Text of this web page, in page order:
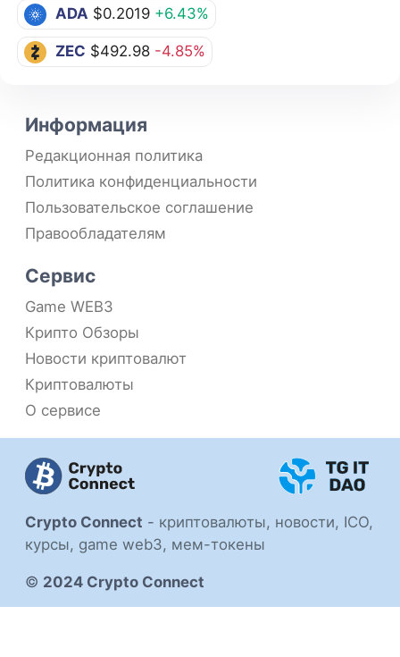
ADA $0.2019 +6.43%
ZEC $492.98 -4.85%
Crypto Connect - криптовалюты, новости, ICO,
курсы, game web3, мем-токены
© 2024 Crypto Connect
Информация
Редакционная политика
Политика конфиденциальности
Пользовательское соглашение
Правообладателям
Сервис
Game WEB3
Крипто Обзоры
Новости криптовалют
Криптовалюты
О сервисе